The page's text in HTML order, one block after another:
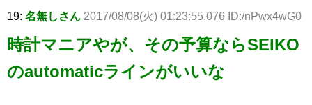
19: 名無しさん 2017/08/08(火) 01:23:55.076 ID:/nPwx4wG0
時計マニアやが、その予算ならSEIKO
のautomaticラインがいいな